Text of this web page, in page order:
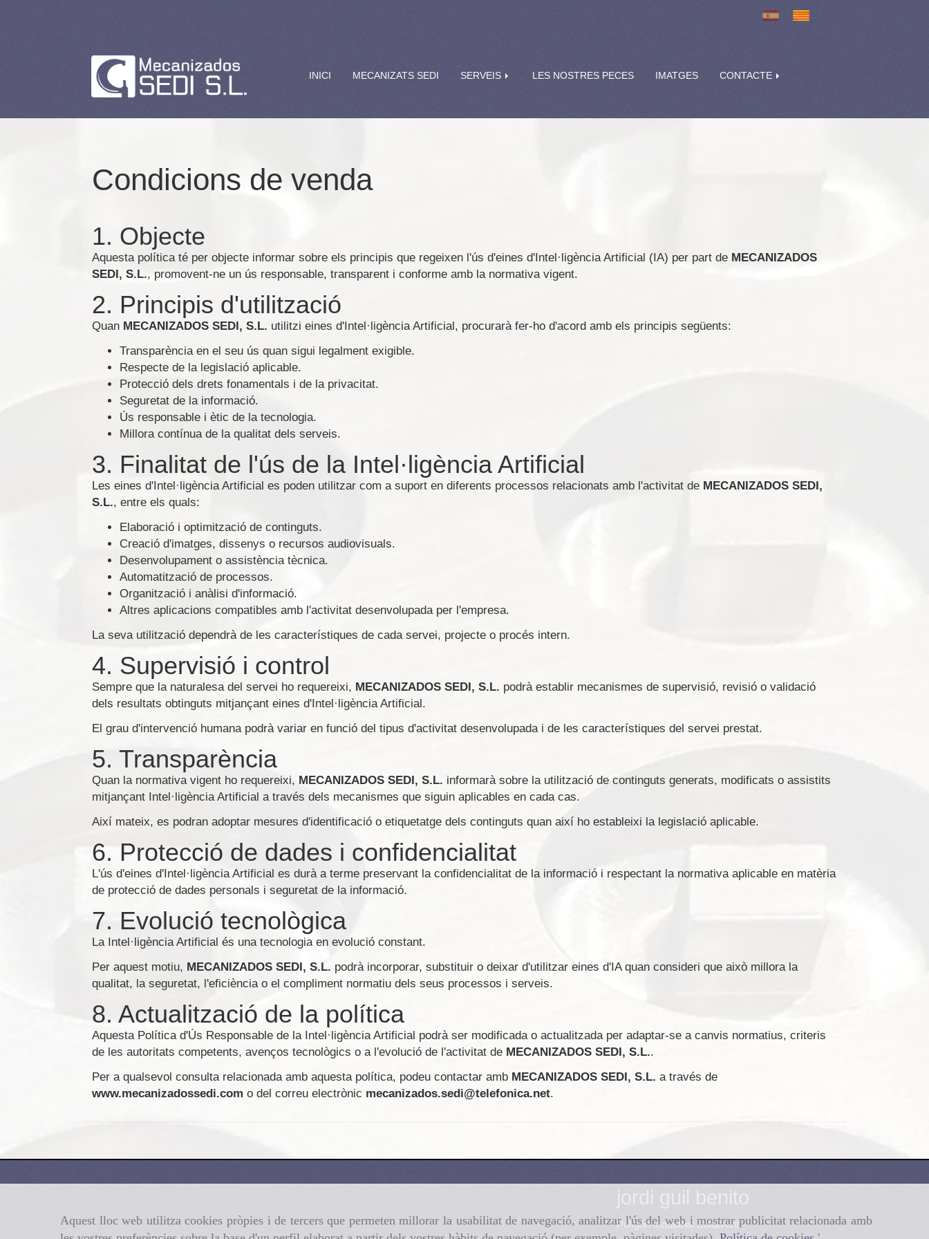
Aquest lloc web utilitza cookies pròpies i de tercers que permeten millorar la usabilitat de navegació, analitzar l'ús del web i mostrar publicitat relacionada amb
INICI MECANIZATS SEDI SERVEIS LES NOSTRES PECES IMATGES CONTACTE
Condicions de venda
1. Objecte
Aquesta política té per objecte informar sobre els principis que regeixen l'ús d'eines d'Intel·ligència Artificial (IA) per part de MECANIZADOS
SEDI, S.L., promovent-ne un ús responsable, transparent i conforme amb la normativa vigent.
2. Principis d'utilització
Quan MECANIZADOS SEDI, S.L. utilitzi eines d'Intel·ligència Artificial, procurarà fer-ho d'acord amb els principis següents:
Transparència en el seu ús quan sigui legalment exigible.
Respecte de la legislació aplicable.
Protecció dels drets fonamentals i de la privacitat.
Seguretat de la informació.
Ús responsable i ètic de la tecnologia.
Millora contínua de la qualitat dels serveis.
3. Finalitat de l'ús de la Intel·ligència Artificial
Les eines d'Intel·ligència Artificial es poden utilitzar com a suport en diferents processos relacionats amb l'activitat de MECANIZADOS SEDI,
S.L., entre els quals:
Elaboració i optimització de continguts.
Creació d'imatges, dissenys o recursos audiovisuals.
Desenvolupament o assistència tècnica.
Automatització de processos.
Organització i anàlisi d'informació.
Altres aplicacions compatibles amb l'activitat desenvolupada per l'empresa.
La seva utilització dependrà de les característiques de cada servei, projecte o procés intern.
4. Supervisió i control
Sempre que la naturalesa del servei ho requereixi, MECANIZADOS SEDI, S.L. podrà establir mecanismes de supervisió, revisió o validació
dels resultats obtinguts mitjançant eines d'Intel·ligència Artificial.
El grau d'intervenció humana podrà variar en funció del tipus d'activitat desenvolupada i de les característiques del servei prestat.
5. Transparència
Quan la normativa vigent ho requereixi, MECANIZADOS SEDI, S.L. informarà sobre la utilització de continguts generats, modificats o assistits
mitjançant Intel·ligència Artificial a través dels mecanismes que siguin aplicables en cada cas.
Així mateix, es podran adoptar mesures d'identificació o etiquetatge dels continguts quan així ho estableixi la legislació aplicable.
6. Protecció de dades i confidencialitat
L'ús d'eines d'Intel·ligència Artificial es durà a terme preservant la confidencialitat de la informació i respectant la normativa aplicable en matèria
de protecció de dades personals i seguretat de la informació.
7. Evolució tecnològica
La Intel·ligència Artificial és una tecnologia en evolució constant.
Per aquest motiu, MECANIZADOS SEDI, S.L. podrà incorporar, substituir o deixar d'utilitzar eines d'IA quan consideri que això millora la
qualitat, la seguretat, l'eficiència o el compliment normatiu dels seus processos i serveis.
8. Actualització de la política
Aquesta Política d'Ús Responsable de la Intel·ligència Artificial podrà ser modificada o actualitzada per adaptar-se a canvis normatius, criteris
de les autoritats competents, avenços tecnològics o a l'evolució de l'activitat de MECANIZADOS SEDI, S.L..
Per a qualsevol consulta relacionada amb aquesta política, podeu contactar amb MECANIZADOS SEDI, S.L. a través de
www.mecanizadossedi.com o del correu electrònic mecanizados.sedi@telefonica.net.
jordi guil benito
Polígon Industrial Bufalvent